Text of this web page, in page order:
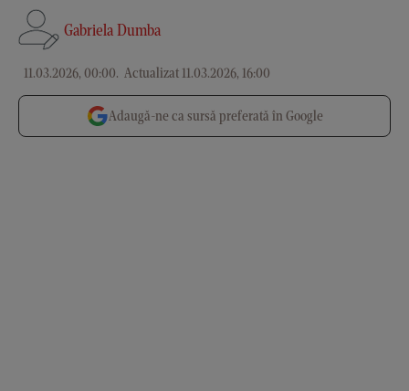
Gabriela Dumba
11.03.2026, 00:00. Actualizat 11.03.2026, 16:00
Adaugă-ne ca sursă preferată în Google